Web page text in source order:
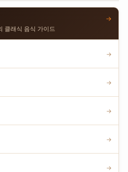
클래식 음식 가이드
→
→
→
→
→
→